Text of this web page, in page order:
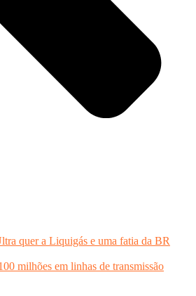
quer a Liquigás e uma fatia da BR
milhões em linhas de transmissão